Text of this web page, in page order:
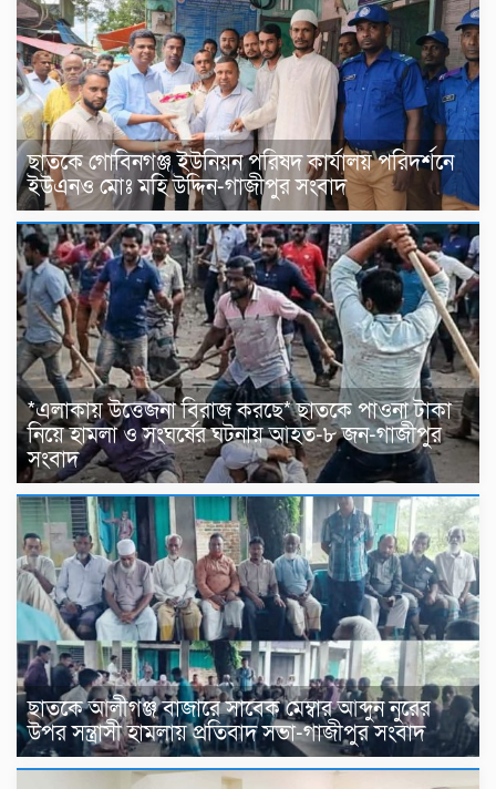
ছাতকে গোবিনগঞ্জ ইউনিয়ন পরিষদ কার্যালয় পরিদর্শনে
ইউএনও মোঃ মহি উদ্দিন-গাজীপুর সংবাদ
*এলাকায় উত্তেজনা বিরাজ করছে* ছাতকে পাওনা টাকা
নিয়ে হামলা ও সংঘর্ষের ঘটনায় আহত-৮ জন-গাজীপুর
সংবাদ
ছাতকে আলীগঞ্জ বাজারে সাবেক মেম্বার আব্দুন নুরের
উপর সন্ত্রাসী হামলায় প্রতিবাদ সভা-গাজীপুর সংবাদ